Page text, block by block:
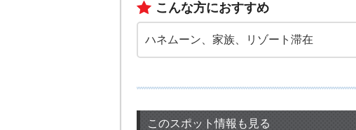
こんな方におすすめ
ハネムーン、家族、リゾート滞在
このスポット情報も見る